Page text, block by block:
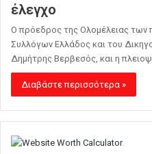
έλεγχο
Ο πρόεδρος της Ολομέλειας
Συλλόγων Ελλάδος και του
Δημήτρης Βερβεσός, και η
Διαβάστε περισσότερα »